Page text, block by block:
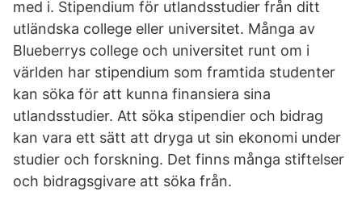
med i. Stipendium för utlandsstudier från ditt
utländska college eller universitet. Många av
Blueberrys college och universitet runt om i
världen har stipendium som framtida studenter
kan söka för att kunna finansiera sina
utlandsstudier. Att söka stipendier och bidrag
kan vara ett sätt att dryga ut sin ekonomi under
studier och forskning. Det finns många stiftelser
och bidragsgivare att söka från.